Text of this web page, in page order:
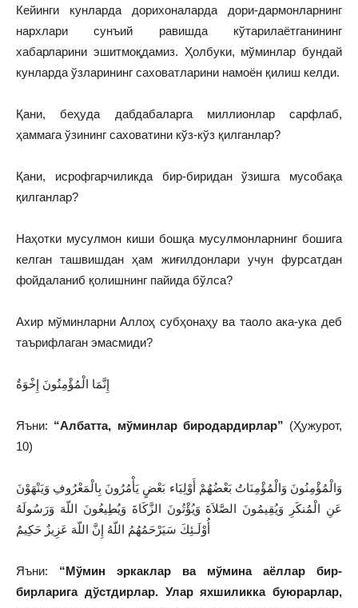
Кейинги кунларда дорихоналарда дори-дармонларнинг
нархлари сунъий равишда кўтарилаётганининг
хабарларини эшитмоқдамиз. Ҳолбуки, мўминлар бундай
кунларда ўзларининг саховатларини намоён қилиш келди.
Қани, беҳуда дабдабаларга миллионлар сарфлаб,
ҳаммага ўзининг саховатини кўз-кўз қилганлар?
Қани, исрофгарчиликда бир-биридан ўзишга мусобақа
қилганлар?
Наҳотки мусулмон киши бошқа мусулмонларнинг бошига
келган ташвишдан ҳам жиғилдонлари учун фурсатдан
фойдаланиб қолишнинг пайида бўлса?
Ахир мўминларни Аллоҳ субҳонаҳу ва таоло ака-ука деб
таърифлаган эмасмиди?
إِنَّمَا الْمُؤْمِنُونَ إِخْوَةٌ
Яъни: “Албатта, мўминлар биродардирлар” (Ҳужурот,
10)
وَالْمُؤْمِنُونَ وَالْمُؤْمِنَاتُ بَعْضُهُمْ أَوْلِيَاء بَعْضٍ يَأْمُرُونَ بِالْمَعْرُوفِ وَيَنْهَوْنَ
عَنِ الْمُنكَرِ وَيُقِيمُونَ الصَّلاَةَ وَيُؤْتُونَ الزَّكَاةَ وَيُطِيعُونَ اللّهَ وَرَسُولَهُ
أُوْلَـئِكَ سَيَرْحَمُهُمُ اللّهُ إِنَّ اللّهَ عَزِيزٌ حَكِيمٌ
Яъни: “Мўмин эркаклар ва мўмина аёллар бир-
бирларига дўстдирлар. Улар яхшиликка буюрарлар,